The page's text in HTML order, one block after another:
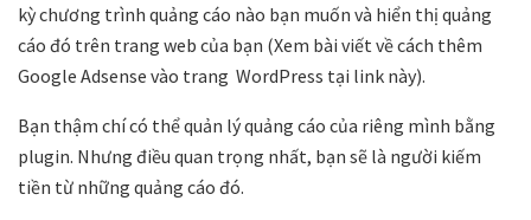
kỳ chương trình quảng cáo nào bạn muốn và hiển thị quảng
cáo đó trên trang web của bạn (Xem bài viết về cách thêm
Google Adsense vào trang WordPress tại link này).
Bạn thậm chí có thể quản lý quảng cáo của riêng mình bằng
plugin. Nhưng điều quan trọng nhất, bạn sẽ là người kiếm
tiền từ những quảng cáo đó.